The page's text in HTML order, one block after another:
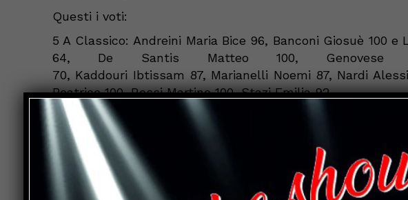
Questi i voti:
5 A Classico: Andreini Maria Bice 96, Banconi Giosuè 100 e
64, De
Santis
Matteo 100,
70, Kaddouri Ibtissam 87, Marianelli Noemi 87, Nardi
Beatrice 100, Rossi Martino 100, Stazi Emilia 92.
5 B Classico:
Teresa 62,
62,
Cameli Chiara 74,
100,
Iannucci Irene 70,
100,
Sartini Gregorio 64, Costanza 83, Teleschi
5 A Classico:
Anghel 85, Bianchi 71, Bogliari 78, Boriosi 87,